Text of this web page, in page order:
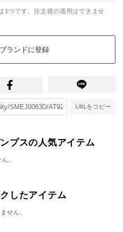
つです。注文後の適用はできませ
ランドに登録
URLをコピー
プスの人気アイテム
。
したアイテム
せん。